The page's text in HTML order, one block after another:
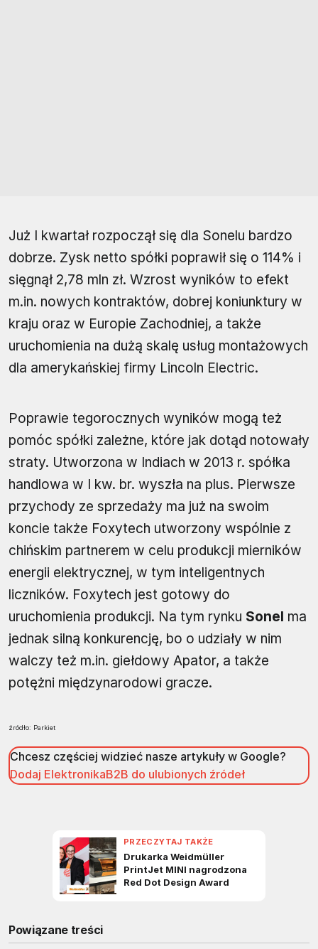
Już I kwartał rozpoczął się dla Sonelu bardzo
dobrze. Zysk netto spółki poprawił się o 114% i
sięgnął 2,78 mln zł. Wzrost wyników to efekt
m.in. nowych kontraktów, dobrej koniunktury w
kraju oraz w Europie Zachodniej, a także
uruchomienia na dużą skalę usług montażowych
dla amerykańskiej firmy Lincoln Electric.
Poprawie tegorocznych wyników mogą też
pomóc spółki zależne, które jak dotąd notowały
straty. Utworzona w Indiach w 2013 r. spółka
handlowa w I kw. br. wyszła na plus. Pierwsze
przychody ze sprzedaży ma już na swoim
koncie także Foxytech utworzony wspólnie z
chińskim partnerem w celu produkcji mierników
energii elektrycznej, w tym inteligentnych
liczników. Foxytech jest gotowy do
uruchomienia produkcji. Na tym rynku Sonel ma
jednak silną konkurencję, bo o udziały w nim
walczy też m.in. giełdowy Apator, a także
potężni międzynarodowi gracze.
źródło: Parkiet
Chcesz częściej widzieć nasze artykuły w Google?
Dodaj ElektronikaB2B do ulubionych źródeł
Powiązane treści